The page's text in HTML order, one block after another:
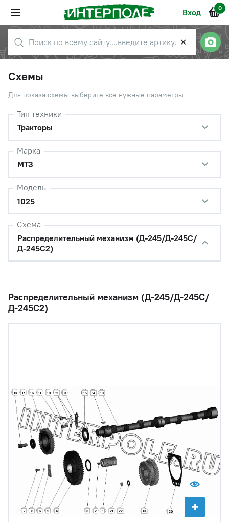
Вход 0
✕
Схемы
Для показа схемы выберите все нужные параметры
Тип техники
Тракторы
Марка
МТЗ
Модель
1025
Схема
Распределительный механизм (Д-245/Д-245С/
Д-245С2)
Распределительный механизм (Д-245/Д-245С/
Д-245С2)
+
1
2
3
4
5
6
7 8
9
10
11 12 13
14
15
16
17
18
19 20
21 22